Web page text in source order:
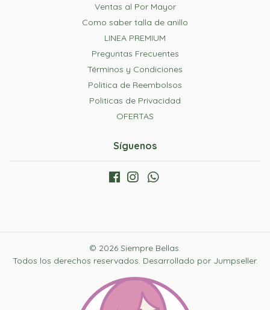
Ventas al Por Mayor
Como saber talla de anillo
LINEA PREMIUM
Preguntas Frecuentes
Términos y Condiciones
Politica de Reembolsos
Politicas de Privacidad
OFERTAS
Síguenos
© 2026 Siempre Bellas.
Todos los derechos reservados. Desarrollado por Jumpseller.